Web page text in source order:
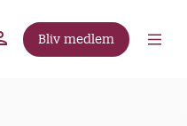
Bliv medlem